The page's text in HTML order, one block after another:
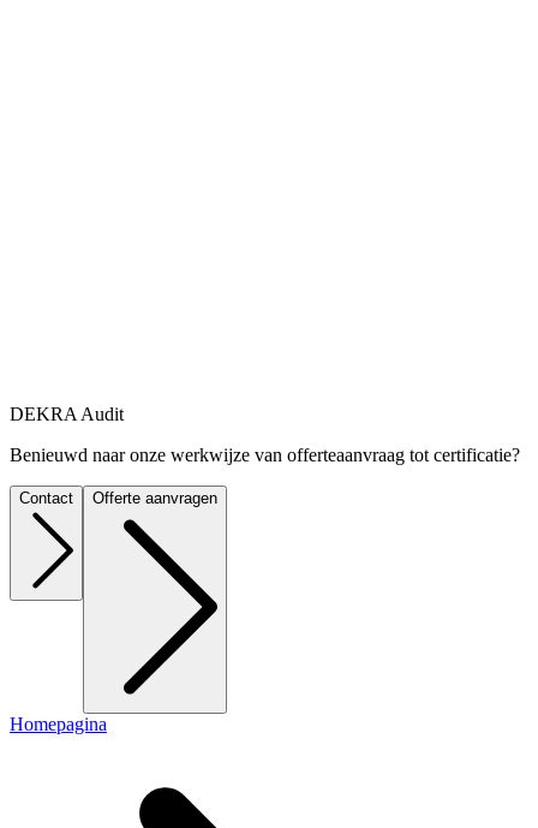
DEKRA Audit
Benieuwd naar onze werkwijze van offerteaanvraag tot certificatie?
Contact Offerte aanvragen
Homepagina